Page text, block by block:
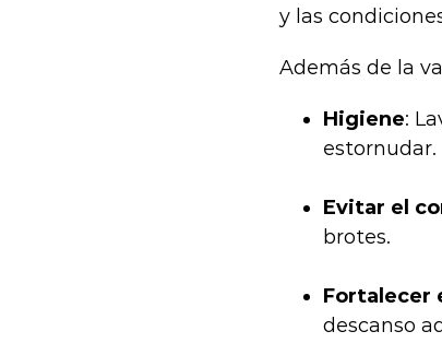
y las
Además de la
Higiene:
estornudar.
Evitar el
brotes.
Fortalecer
descanso